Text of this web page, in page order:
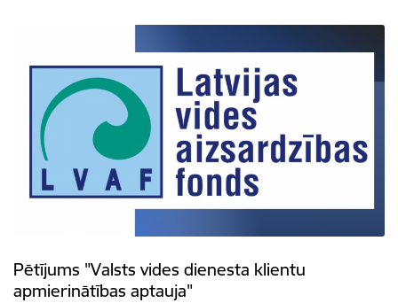
Pētījums "Valsts vides dienesta klientu
apmierinātības aptauja"